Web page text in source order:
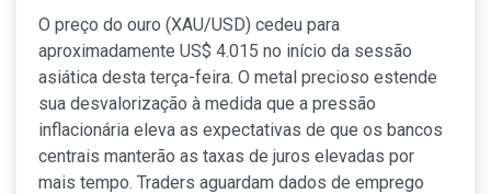
O preço do ouro (XAU/USD) cedeu para
aproximadamente US$ 4.015 no início da sessão
asiática desta terça-feira. O metal precioso estende
sua desvalorização à medida que a pressão
inflacionária eleva as expectativas de que os bancos
centrais manterão as taxas de juros elevadas por
mais tempo. Traders aguardam dados de emprego